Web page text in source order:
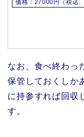
価格：27000円（税込
なお、食べ終わっ
保管しておくしか
に持参すれば回収
す。